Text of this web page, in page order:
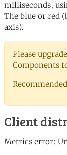
milliseconds,
The blue or red
axis).
Please
Components
Client